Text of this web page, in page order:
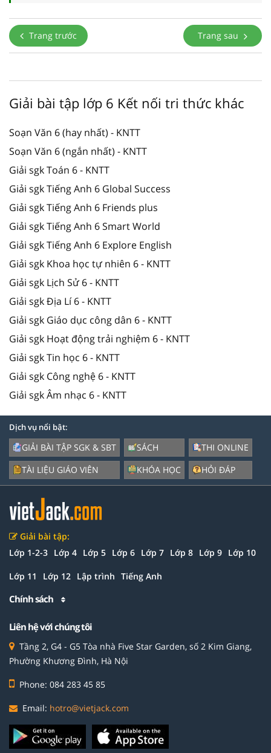
Trang trước Trang sau
Giải bài tập lớp 6 Kết nối tri thức khác
Soạn Văn 6 (hay nhất) - KNTT
Soạn Văn 6 (ngắn nhất) - KNTT
Giải sgk Toán 6 - KNTT
Giải sgk Tiếng Anh 6 Global Success
Giải sgk Tiếng Anh 6 Friends plus
Giải sgk Tiếng Anh 6 Smart World
Giải sgk Tiếng Anh 6 Explore English
Giải sgk Khoa học tự nhiên 6 - KNTT
Giải sgk Lịch Sử 6 - KNTT
Giải sgk Địa Lí 6 - KNTT
Giải sgk Giáo dục công dân 6 - KNTT
Giải sgk Hoạt động trải nghiệm 6 - KNTT
Giải sgk Tin học 6 - KNTT
Giải sgk Công nghệ 6 - KNTT
Giải sgk Âm nhạc 6 - KNTT
Dịch vụ nổi bật:
GIẢI BÀI TẬP SGK & SBT
TÀI LIỆU GIÁO VIÊN
SÁCH
KHÓA HỌC
THI ONLINE
HỎI ĐÁP
Giải bài tập:
Lớp 1-2-3 Lớp 4 Lớp 5 Lớp 6 Lớp 7 Lớp 8 Lớp 9 Lớp 10
Lớp 11 Lớp 12 Lập trình Tiếng Anh
Chính sách
Liên hệ với chúng tôi
Tầng 2, G4 - G5 Tòa nhà Five Star Garden, số 2 Kim Giang,
Phường Khương Đình, Hà Nội
Phone: 084 283 45 85
Email: hotro@vietjack.com